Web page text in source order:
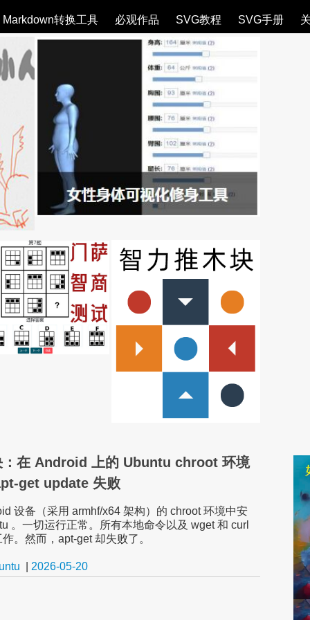
Markdown转换工具 必观作品 SVG教程 SVG手册
：在 Android 上的 Ubuntu chroot 环境
get update 失败
设备（采用 armhf/x64 架构）的 chroot 环境中安
。一切运行正常。所有本地命令以及 wget 和 curl
。然而，apt-get 却失败了。
2026-05-20